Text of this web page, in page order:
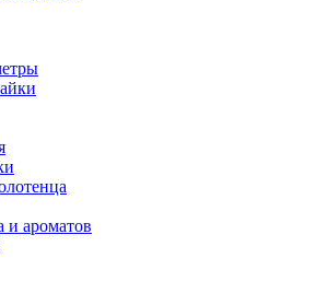
и ароматов